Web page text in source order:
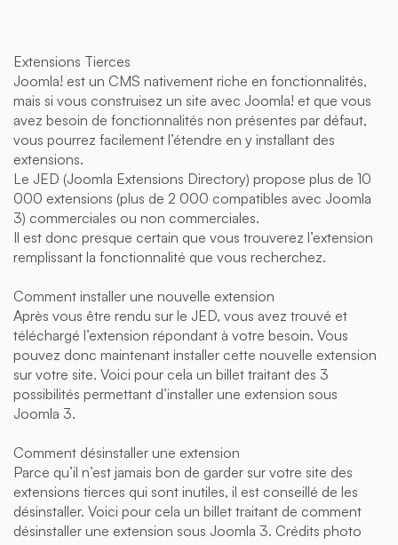
Extensions Tierces
Joomla! est un CMS nativement riche en fonctionnalités,
mais si vous construisez un site avec Joomla! et que vous
avez besoin de fonctionnalités non présentes par défaut,
vous pourrez facilement l’étendre en y installant des
extensions.
Le JED (Joomla Extensions Directory) propose plus de 10
000 extensions (plus de 2 000 compatibles avec Joomla
3) commerciales ou non commerciales.
Il est donc presque certain que vous trouverez l’extension
remplissant la fonctionnalité que vous recherchez.
Comment installer une nouvelle extension
Après vous être rendu sur le JED, vous avez trouvé et
téléchargé l’extension répondant à votre besoin. Vous
pouvez donc maintenant installer cette nouvelle extension
sur votre site. Voici pour cela un billet traitant des 3
possibilités permettant d’installer une extension sous
Joomla 3.
Comment désinstaller une extension
Parce qu’il n’est jamais bon de garder sur votre site des
extensions tierces qui sont inutiles, il est conseillé de les
désinstaller. Voici pour cela un billet traitant de comment
désinstaller une extension sous Joomla 3. Crédits photo